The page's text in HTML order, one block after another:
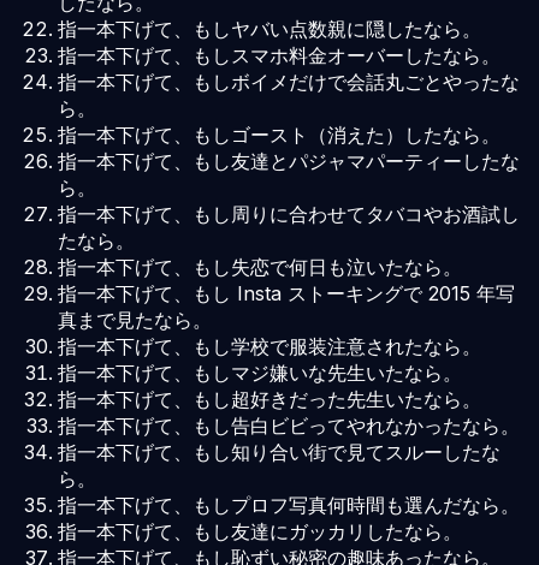
指一本下げて、もしヤバい点数親に隠したなら。
指一本下げて、もしスマホ料金オーバーしたなら。
指一本下げて、もしボイメだけで会話丸ごとやったな
ら。
指一本下げて、もしゴースト（消えた）したなら。
指一本下げて、もし友達とパジャマパーティーしたな
ら。
指一本下げて、もし周りに合わせてタバコやお酒試し
たなら。
指一本下げて、もし失恋で何日も泣いたなら。
指一本下げて、もし Insta ストーキングで 2015 年写
真まで見たなら。
指一本下げて、もし学校で服装注意されたなら。
指一本下げて、もしマジ嫌いな先生いたなら。
指一本下げて、もし超好きだった先生いたなら。
指一本下げて、もし告白ビビってやれなかったなら。
指一本下げて、もし知り合い街で見てスルーしたな
ら。
指一本下げて、もしプロフ写真何時間も選んだなら。
指一本下げて、もし友達にガッカリしたなら。
指一本下げて、もし恥ずい秘密の趣味あったなら。